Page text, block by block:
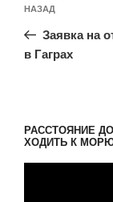
по
записям
Предыдущая
запись:
НАЗАД
Заявка на
в Гаграх
РАССТОЯНИЕ
ХОДИТЬ К